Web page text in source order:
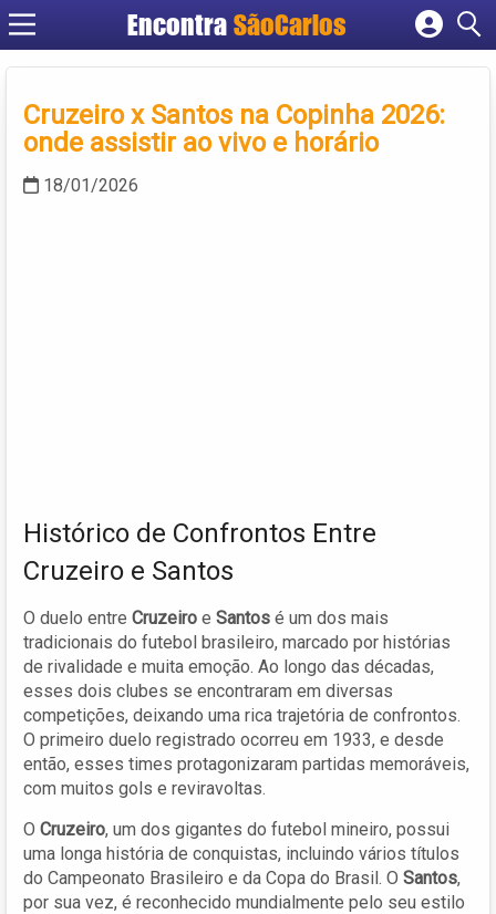
EncontraSãoCarlos
Cadastrar empresa
Criar conta
Cruzeiro x Santos na Copinha 2026:
onde assistir ao vivo e horário
18/01/2026
Histórico de Confrontos Entre
Cruzeiro e Santos
O duelo entre Cruzeiro e Santos é um dos mais
tradicionais do futebol brasileiro, marcado por histórias
de rivalidade e muita emoção. Ao longo das décadas,
esses dois clubes se encontraram em diversas
competições, deixando uma rica trajetória de confrontos.
O primeiro duelo registrado ocorreu em 1933, e desde
então, esses times protagonizaram partidas memoráveis,
com muitos gols e reviravoltas.
O Cruzeiro, um dos gigantes do futebol mineiro, possui
uma longa história de conquistas, incluindo vários títulos
do Campeonato Brasileiro e da Copa do Brasil. O Santos,
por sua vez, é reconhecido mundialmente pelo seu estilo